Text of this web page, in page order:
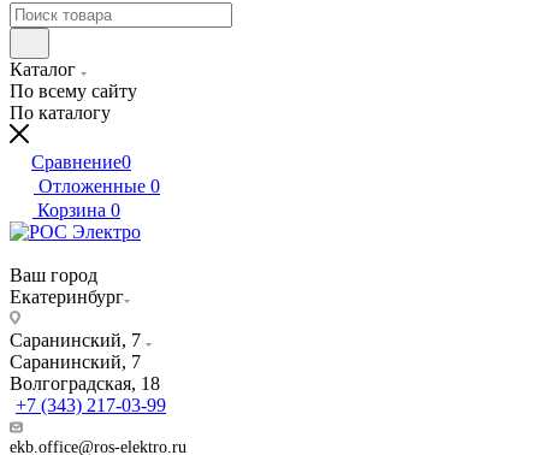
Каталог
По всему сайту
По каталогу
Сравнение0
Отложенные 0
Корзина 0
Ваш город
Екатеринбург
Саранинский, 7
Саранинский, 7
Волгоградская, 18
+7 (343) 217-03-99
ekb.office@ros-elektro.ru